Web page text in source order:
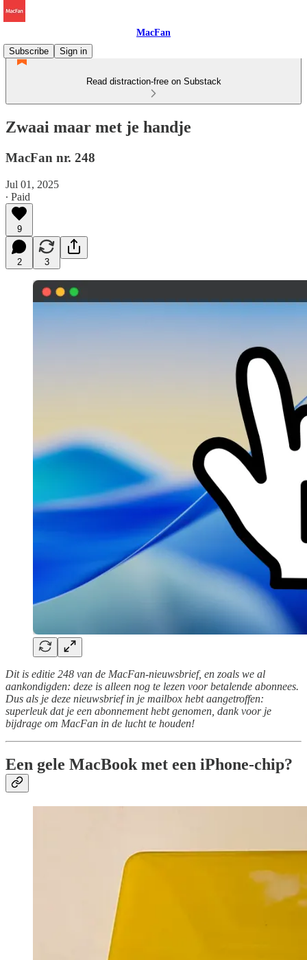
MacFan
Subscribe
Sign in
Read distraction-free on Substack
Zwaai maar met je handje
MacFan nr. 248
Jul 01, 2025
∙ Paid
9
2 3
Dit is editie 248 van de MacFan-nieuwsbrief, en zoals we al
aankondigden: deze is alleen nog te lezen voor betalende abonnees.
Dus als je deze nieuwsbrief in je mailbox hebt aangetroffen:
superleuk dat je een abonnement hebt genomen, dank voor je
bijdrage om MacFan in de lucht te houden!
Een gele MacBook met een iPhone-chip?